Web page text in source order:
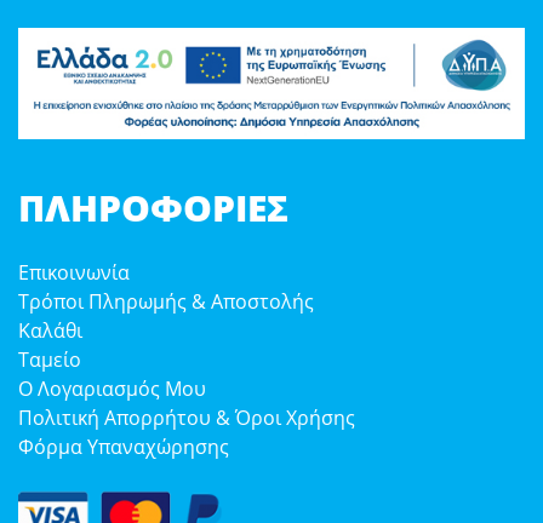
ΠΛΗΡΟΦΟΡΊΕΣ
Επικοινωνία
Τρόποι Πληρωμής & Αποστολής
Καλάθι
Ταμείο
Ο Λογαριασμός Μου
Πολιτική Απορρήτου & Όροι Χρήσης
Φόρμα Υπαναχώρησης